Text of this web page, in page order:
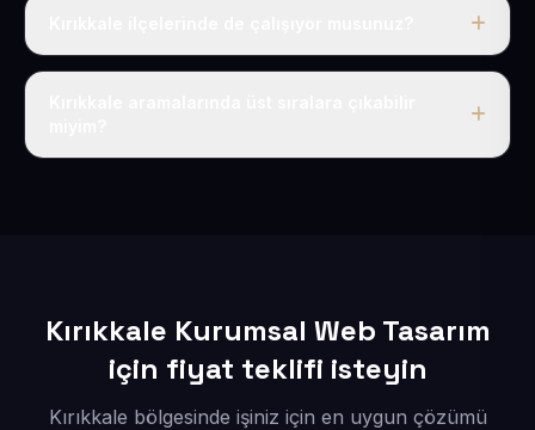
Elbette; Kırıkkale iline bağlı bütün ilçelere uzaktan ve
Kırıkkale Kurumsal Web Tasarım
için fiyat teklifi isteyin
Kırıkkale bölgesinde işiniz için en uygun çözümü